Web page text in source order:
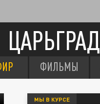
ЦАРЬГРАД
ФИЛЬМЫ
МЫ В КУРСЕ